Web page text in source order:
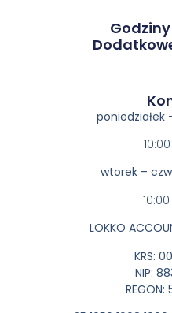
poniedziałek
wtorek –
LOKKO
KRS:
NIP:
REGON: